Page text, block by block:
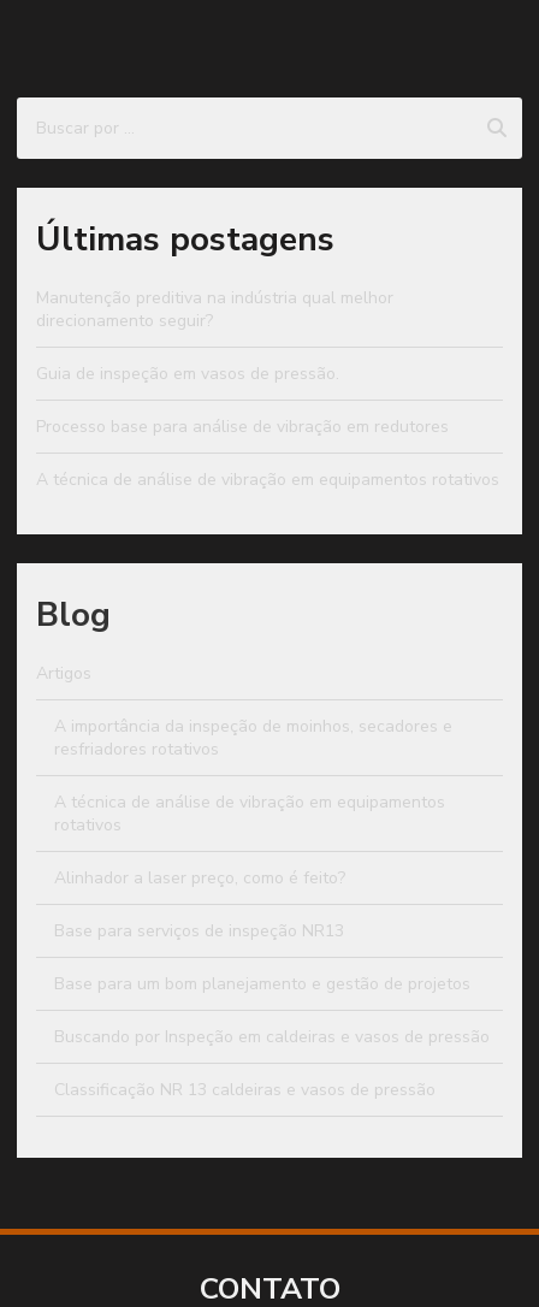
Últimas postagens
Manutenção preditiva na indústria qual melhor
direcionamento seguir?
Guia de inspeção em vasos de pressão.
Processo base para análise de vibração em redutores
A técnica de análise de vibração em equipamentos rotativos
Blog
Artigos
A importância da inspeção de moinhos, secadores e
resfriadores rotativos
A técnica de análise de vibração em equipamentos
rotativos
Alinhador a laser preço, como é feito?
Base para serviços de inspeção NR13
Base para um bom planejamento e gestão de projetos
Buscando por Inspeção em caldeiras e vasos de pressão
Classificação NR 13 caldeiras e vasos de pressão
CONTATO